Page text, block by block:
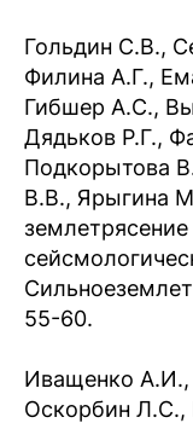
Гольдин С.В.,
Филина А.Г.,
Гибшер А.С.,
Дядьков P.Г.,
Подкорытова
В.В., Ярыгина
55-60.
Иващенко
Оскорбин Л.С.,